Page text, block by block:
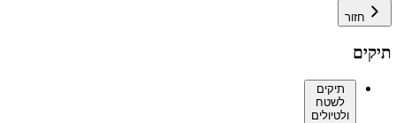
חזור
תיקים
תיקים
לשטח
ולטיולים